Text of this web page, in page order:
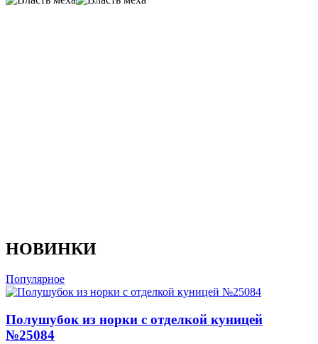
НОВИНКИ
Популярное
Полушубок из норки с отделкой куницей
№25084